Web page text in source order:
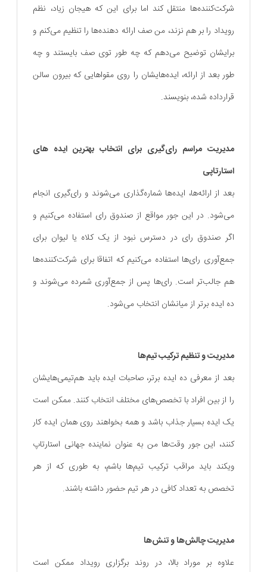
شرکت‌کننده‌ها منتقل کند اما برای این که هیجان زیاد، نظم
رویداد را بر هم نزند، من صف ارائه دهنده‌ها را تنظیم می‌کنم و
برایشان توضیح می‌دهم که چه طور توی صف بایستند و چه
طور بعد از ارائه، ایده‌هایشان را روی مقواهایی که بیرون سالن
قرارداده شده، بنویسند.
مدیریت مراسم رای‌گیری برای انتخاب بهترین ایده های
استارتاپی
بعد از ارائه‌ها، ایده‌ها شماره‌گذاری می‌شوند و رای‌گیری انجام
می‌شود. در این جور مواقع از صندوق رای استفاده می‌کنیم و
اگر صندوق رای در دسترس نبود از یک کلاه یا لیوان برای
جمع‌آوری رای‌ها استفاده می‌کنیم که اتفاقا برای شرکت‌کننده‌ها
هم جالب‌تر است. رای‌ها پس از جمع‌آوری شمرده می‌شوند و
ده ایده برتر از میانشان انتخاب می‌شود.
مدیریت و تنظیم ترکیب تیم‌ها
بعد از معرفی ده ایده برتر، صاحبات ایده باید هم‌تیمی‌هایشان
را از بین افراد با تخصص‌های مختلف انتخاب کنند. ممکن است
یک ایده بسیار جذاب باشد و همه بخواهند روی همان ایده کار
کنند، این جور وقت‌ها من به عنوان نماینده جهانی استارتاپ
ویکند باید مراقب ترکیب تیم‌ها باشم، به طوری که از هر
تخصص به تعداد کافی در هر تیم حضور داشته باشند.
مدیریت چالش‌ها و تنش‌ها
علاوه بر موراد بالا، در روند برگزاری رویداد ممکن است